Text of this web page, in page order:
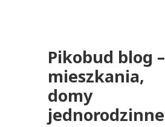
Pikobud blog –
mieszkania,
domy
jednorodzinne